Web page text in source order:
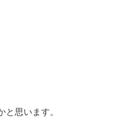
思います。